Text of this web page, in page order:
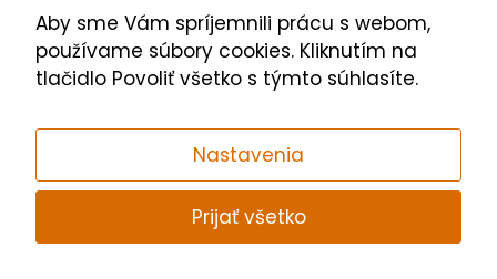
z Vlčieho revíru
Zobraziť všetky chovné stanice na
Zoznam.sk
Chovné stanice v Česku
Balmoral Moravia
Mountain dog
Polymelus
Aby sme Vám spríjemnili prácu s webom,
používame súbory cookies. Kliknutím na
tlačidlo Povoliť všetko s týmto súhlasíte.
Nastavenia
Prijať všetko